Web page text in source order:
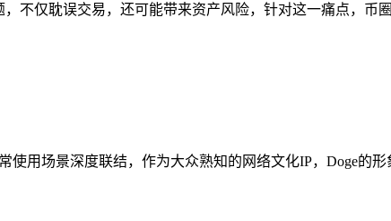
不仅耽误交易，还可能带来资产风险，针对这一痛点，币
使用场景深度联结，作为大众熟知的网络文化IP，Doge的